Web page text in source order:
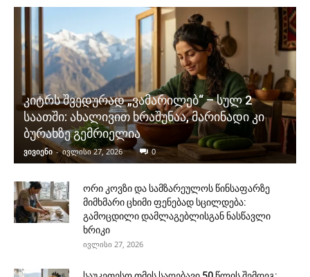
კიტრს შვედურად „ვამარილებ“ – სულ 2
საათში: ახალივით ხრაშუნაა, მარინადი კი
ბურახზე გემრიელია
ვივიენი - ივლისი 27, 2026 0
ორი კოვზი და სამზარეულოს წინსაფარზე
მიმხმარი ცხიმი ფენებად სცილდება:
გამოცდილი დამლაგებლისგან ნასწავლი
ხრიკი
ივლისი 27, 2026